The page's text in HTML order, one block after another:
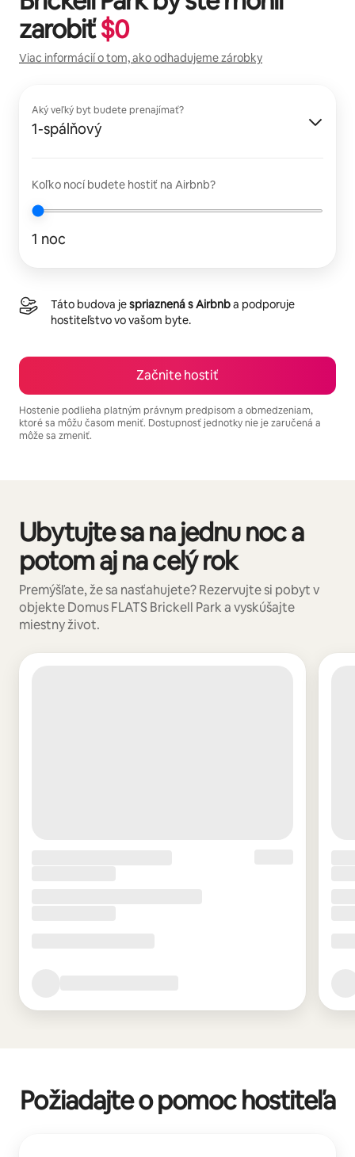
zarobiť$0
Viac informácií o tom, ako odhadujeme zárobky
Aký veľký byt budete prenajímať?
1-spálňový
Koľko nocí budete hostiť na Airbnb?
1 noc
Táto budova jespriaznená s Airbnba podporuje
hostiteľstvo vo vašom byte.
Začnite hostiť
Hostenie podlieha platným právnym predpisom a obmedzeniam,
ktoré sa môžu časom meniť. Dostupnosť jednotky nie je zaručená a
môže sa zmeniť.
Ubytujte sa na jednu noc a
potom aj na celý rok
Premýšľate, že sa nasťahujete? Rezervujte si pobyt v
objekte Domus FLATS Brickell Park a vyskúšajte
miestny život.
Zobrazuje sa 0 z 0 položiek
Požiadajte o pomoc hostiteľa